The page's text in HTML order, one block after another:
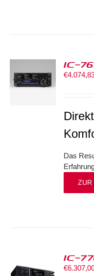
IC-
€
Das
ZUR
IC-
€